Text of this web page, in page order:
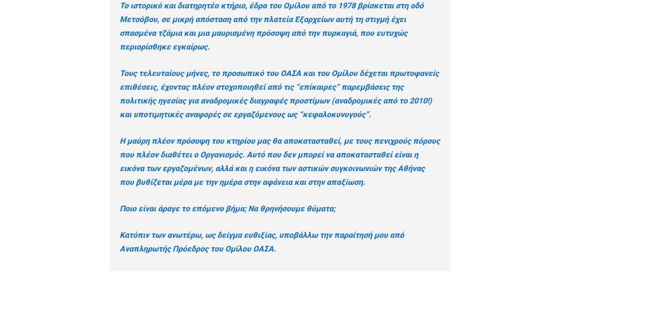
Το ιστορικό και διατηρητέο κτήριο, έδρα του Ομίλου από το 1978 βρίσκεται στη οδό
Μετσόβου, σε μικρή απόσταση από την πλατεία Εξαρχείων αυτή τη στιγμή έχει
σπασμένα τζάμια και μια μαυρισμένη πρόσοψη από την πυρκαγιά, που ευτυχώς
περιορίσθηκε εγκαίρως.
Τους τελευταίους μήνες, το προσωπικό του ΟΑΣΑ και του Ομίλου δέχεται πρωτοφανείς
επιθέσεις, έχοντας πλέον στοχοποιηθεί από τις “επίκαιρες” παρεμβάσεις της
πολιτικής ηγεσίας για αναδρομικές διαγραφές προστίμων (αναδρομικές από το 2010!)
και υποτιμητικές αναφορές σε εργαζόμενους ως “κεφαλοκυνυγούς”.
Η μαύρη πλέον πρόσοψη του κτηρίου μας θα αποκατασταθεί, με τους πενιχρούς πόρους
που πλέον διαθέτει ο Οργανισμός. Αυτό που δεν μπορεί να αποκατασταθεί είναι η
εικόνα των εργαζομένων, αλλά και η εικόνα των αστικών συγκοινωνιών της Αθήνας
που βυθίζεται μέρα με την ημέρα στην αφάνεια και στην απαξίωση.
Ποιο είναι άραγε το επόμενο βήμα; Να θρηνήσουμε θύματα;
Κατόπιν των ανωτέρω, ως δείγμα ευθιξίας, υποβάλλω την παραίτησή μου από
Αναπληρωτής Πρόεδρος του Ομίλου ΟΑΣΑ.